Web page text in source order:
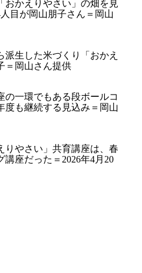
おかえりやさい」の畑を見
目が岡山朋子さん＝岡山
派生した米づくり「おかえ
＝岡山さん提供
の一環でもある段ボールコ
度も継続する見込み＝岡山
りやさい」共育講座は、春
座だった＝2026年4月20